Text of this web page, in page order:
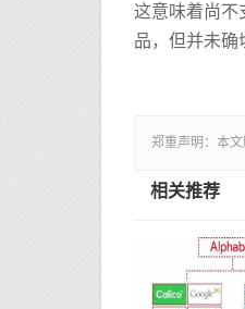
这意味着尚不
品，但并未确
郑重声明：本
相关推荐